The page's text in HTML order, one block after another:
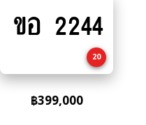
to
ขอ 2244
20
฿399,000